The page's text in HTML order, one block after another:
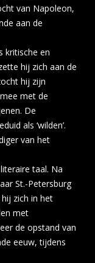
van Napoleon,
aan de
kritische en
hij zich aan de
hij zijn
met de
De
als ‘wilden’.
van het
taal. Na
St.-Petersburg
zich in het
met
de opstand van
eeuw, tijdens